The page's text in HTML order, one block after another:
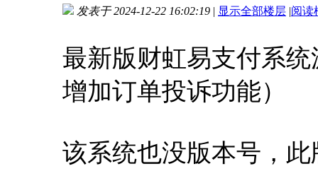
发表于 2024-12-22 16:02:19 | 显示全部楼层 |阅读
最新版财虹易支付系
增加订单投诉功能）
该系统也没版本号，